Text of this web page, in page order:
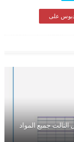
على
جميع المواد